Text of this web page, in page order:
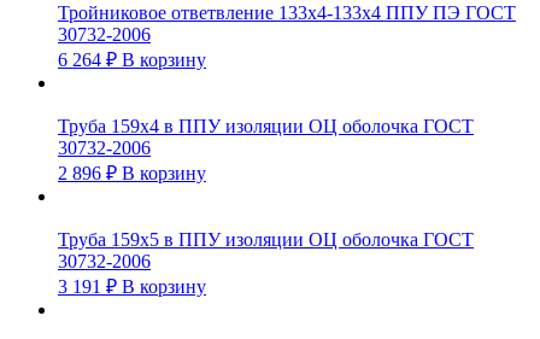
Тройниковое ответвление 133х4-133х4 ППУ ПЭ ГОСТ
30732-2006
6 264 ₽ В корзину
Труба 159х4 в ППУ изоляции ОЦ оболочка ГОСТ
30732-2006
2 896 ₽ В корзину
Труба 159х5 в ППУ изоляции ОЦ оболочка ГОСТ
30732-2006
3 191 ₽ В корзину